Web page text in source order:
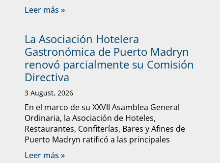
Leer más »
La Asociación Hotelera
Gastronómica de Puerto Madryn
renovó parcialmente su Comisión
Directiva
3 August, 2026
En el marco de su XXVII Asamblea General
Ordinaria, la Asociación de Hoteles,
Restaurantes, Confiterías, Bares y Afines de
Puerto Madryn ratificó a las principales
Leer más »